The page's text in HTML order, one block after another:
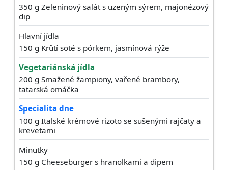
350 g Zeleninový salát s uzeným sýrem, majonézový
dip
Hlavní jídla
150 g Krůtí soté s pórkem, jasmínová rýže
Vegetariánská jídla
200 g Smažené žampiony, vařené brambory,
tatarská omáčka
Specialita dne
100 g Italské krémové rizoto se sušenými rajčaty a
krevetami
Minutky
150 g Cheeseburger s hranolkami a dipem